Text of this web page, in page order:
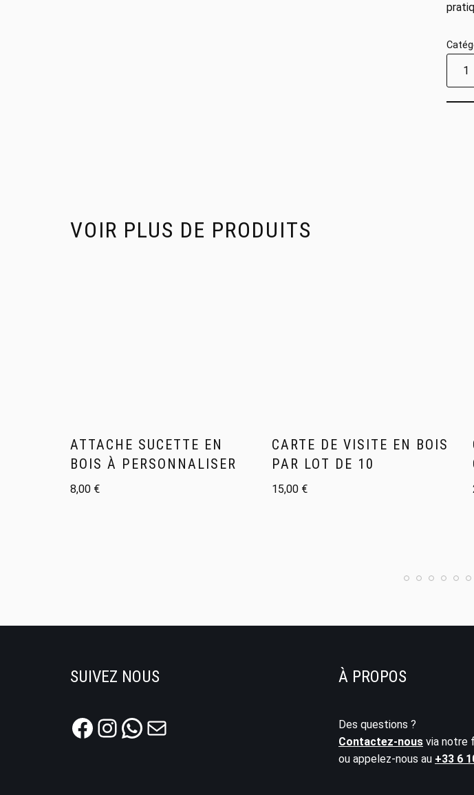
VOIR PLUS DE PRODUITS
ATTACHE SUCETTE EN
BOIS À PERSONNALISER
8,00 €
CARTE DE VISITE EN BOIS
PAR LOT DE 10
15,00 €
SUIVEZ NOUS À PROPOS
Des questions ?
Contactez-nous via notre
ou appelez-nous au +33 6